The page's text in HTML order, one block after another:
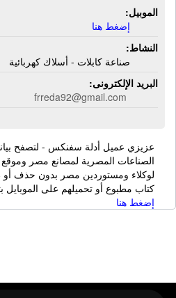
الموبيل:
إضغط هنا
النشاط:
صناعة كابلات - أسلاك كهربائية
البريد الإلكترونى:
frreda92@gmail.com
عزيزي عميل أدلة سفنكس - لتصفح
الصناعات المصرية لمصانع مصر
لوكلاء ومستوردين مصر بدون حذف
كتاب مطبوع أو تحميلهم على الموبايل
إضغط هنا